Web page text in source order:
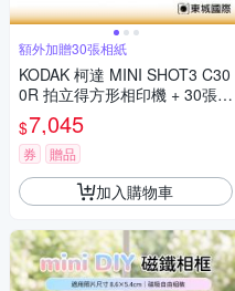
額外加贈30張相紙
KODAK 柯達 MINI SHOT3 C30
0R 拍立得方形相印機 + 30張相
紙組 公司貨
$7,045
券 贈品
加入購物車